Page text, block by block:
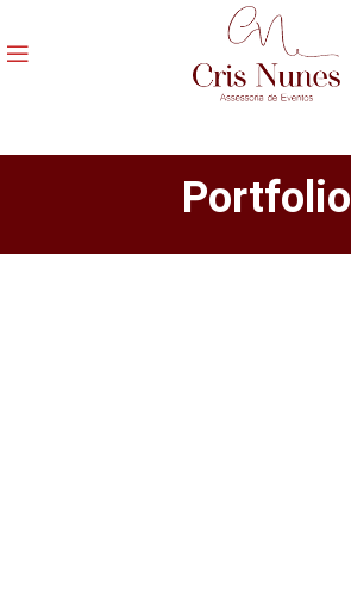
Portfolio